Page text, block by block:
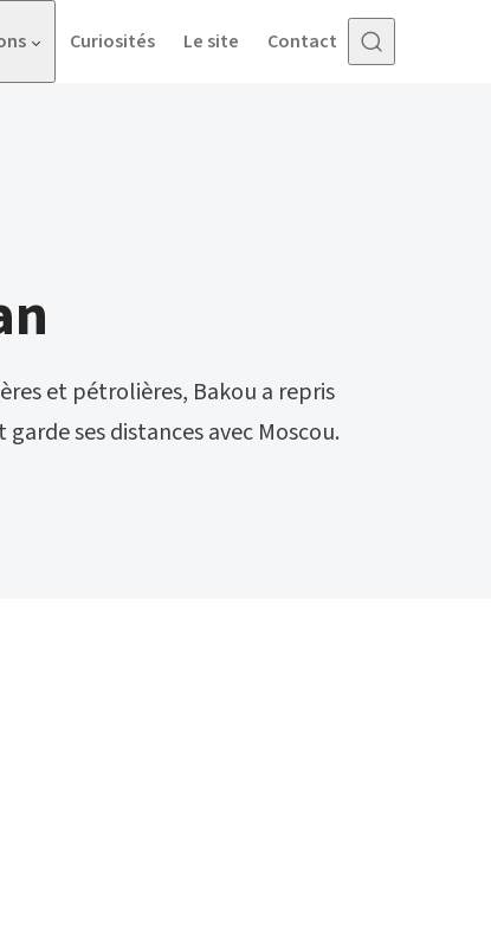
Curiosités Le site Contact
et pétrolières, Bakou a repris
garde ses distances avec Moscou.